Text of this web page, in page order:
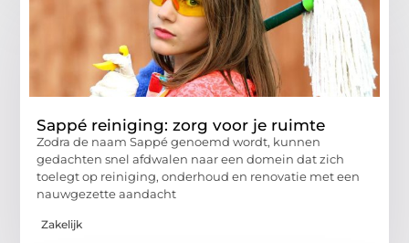
Sappé reiniging: zorg voor je ruimte
Zodra de naam Sappé genoemd wordt, kunnen
gedachten snel afdwalen naar een domein dat zich
toelegt op reiniging, onderhoud en renovatie met een
nauwgezette aandacht
Zakelijk